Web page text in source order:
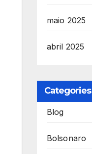
maio 2025
abril 2025
Categories
Blog
Bolsonaro